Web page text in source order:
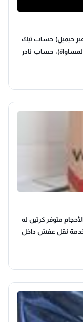
جيميل) حساب تيك
بالمساواة)، حساب نادر
متوفر كرتين له
خدمة نقل عفش داخل